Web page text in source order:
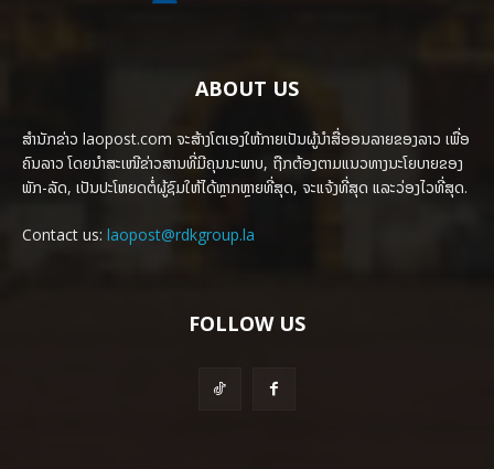
ABOUT US
ສຳນັກຂ່າວ laopost.com ຈະສ້າງໂຕເອງໃຫ້ກາຍເປັນຜູ້ນຳສື່ອອນລາຍຂອງລາວ ເພື່ອ
ຄົນລາວ ໂດຍນຳສະເໜີຂ່າວສານທີ່ມີຄຸນນະພາບ, ຖືກຕ້ອງຕາມແນວທາງນະໂຍບາຍຂອງ
ພັກ-ລັດ, ເປັນປະໂຫຍດຕໍ່ຜູ້ຊົມໃຫ້ໄດ້ຫຼາກຫຼາຍທີ່ສຸດ, ຈະແຈ້ງທີ່ສຸດ ແລະວ່ອງໄວທີ່ສຸດ.
Contact us: laopost@rdkgroup.la
FOLLOW US